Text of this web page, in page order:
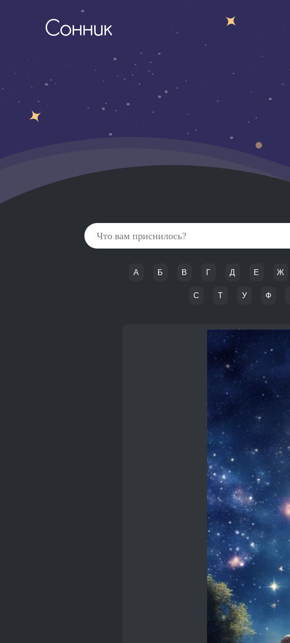
Сонник
А Б В Г Д Е Ж
С Т У Ф